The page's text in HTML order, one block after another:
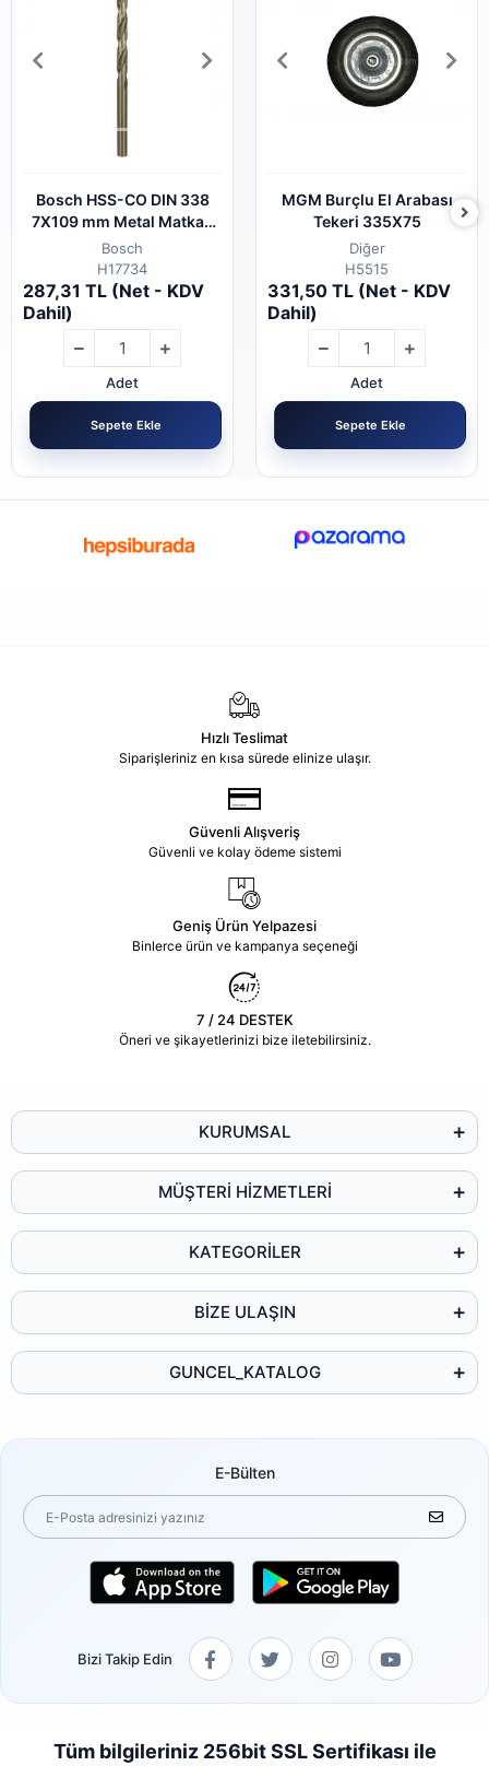
Bosch HSS-CO DIN 338
7X109 mm Metal Matkap
Ucu
Bosch
H17734
287,31 TL (Net - KDV
Dahil)
Adet
Sepete Ekle
MGM Burçlu El Arabası
Tekeri 335X75
Diğer
H5515
331,50 TL (Net - KDV
Dahil)
Adet
Sepete Ekle
Hızlı Teslimat
Siparişleriniz en kısa sürede elinize ulaşır.
Güvenli Alışveriş
Güvenli ve kolay ödeme sistemi
Geniş Ürün Yelpazesi
Binlerce ürün ve kampanya seçeneği
7 / 24 DESTEK
Öneri ve şikayetlerinizi bize iletebilirsiniz.
KURUMSAL
MÜŞTERİ HİZMETLERİ
KATEGORİLER
BİZE ULAŞIN
GUNCEL_KATALOG
E-Bülten
Bizi Takip Edin
Tüm bilgileriniz 256bit SSL Sertifikası ile